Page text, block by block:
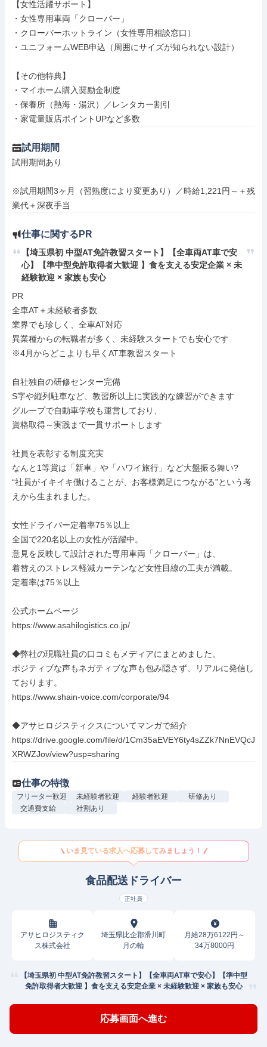
【女性活躍サポート】
・女性専用車両「クローバー」
・クローバーホットライン（女性専用相談窓口）
・ユニフォームWEB申込（周囲にサイズが知られない設計）
【その他特典】
・マイホーム購入奨励金制度
・保養所（熱海・湯沢）／レンタカー割引
・家電量販店ポイントUPなど多数
試用期間
試用期間あり
※試用期間3ヶ月（習熟度により変更あり）／時給1,221円～＋残
業代＋深夜手当
仕事に関するPR
【埼玉県初 中型AT免許教習スタート】【全車両AT車で安
心】【準中型免許取得者大歓迎 】食を支える安定企業 × 未
経験歓迎 × 家族も安心
PR
全車AT＋未経験者多数
業界でも珍しく、全車AT対応
異業種からの転職者が多く、未経験スタートでも安心です
※4月からどこよりも早くAT車教習スタート
自社独自の研修センター完備
S字や縦列駐車など、教習所以上に実践的な練習ができます
グループで自動車学校も運営しており、
資格取得～実践まで一貫サポートします
社員を表彰する制度充実
なんと1等賞は「新車」や「ハワイ旅行」など大盤振る舞い?
“社員がイキイキ働けることが、お客様満足につながる”という考
えから生まれました。
女性ドライバー定着率75％以上
全国で220名以上の女性が活躍中。
意見を反映して設計された専用車両「クローバー」は、
着替えのストレス軽減カーテンなど女性目線の工夫が満載。
定着率は75％以上
公式ホームページ
https://www.asahilogistics.co.jp/
◆弊社の現職社員の口コミもメディアにまとめました。
ポジティブな声もネガティブな声も包み隠さず、リアルに発信し
ております。
https://www.shain-voice.com/corporate/94
◆アサヒロジスティクスについてマンガで紹介
https://drive.google.com/file/d/1Cm35aEVEY6ty4sZZk7NnEVQcJ
XRWZJov/view?usp=sharing
仕事の特徴
フリーター歓迎 未経験者歓迎 経験者歓迎
研修あり
交通費支給
社割あり
いま見ている求人へ応募してみましょう！
食品配送ドライバー
正社員
アサヒロジスティク
ス株式会社
埼玉県比企郡滑川町
月の輪
月給28万6122円～
34万8000円
【埼玉県初 中型AT免許教習スタート】【全車両AT車で安心】【準中型
免許取得者大歓迎 】食を支える安定企業 × 未経験歓迎 × 家族も安心
応募画面へ進む